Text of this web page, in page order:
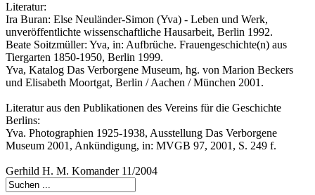
Literatur:
Ira Buran: Else Neuländer-Simon (Yva) - Leben und Werk,
unveröffentlichte wissenschaftliche Hausarbeit, Berlin 1992.
Beate Soitzmüller: Yva, in: Aufbrüche. Frauengeschichte(n) aus
Tiergarten 1850-1950, Berlin 1999.
Yva, Katalog Das Verborgene Museum, hg. von Marion Beckers
und Elisabeth Moortgat, Berlin / Aachen / München 2001.
Literatur aus den Publikationen des Vereins für die Geschichte
Berlins:
Yva. Photographien 1925-1938, Ausstellung Das Verborgene
Museum 2001, Ankündigung, in: MVGB 97, 2001, S. 249 f.
Gerhild H. M. Komander 11/2004